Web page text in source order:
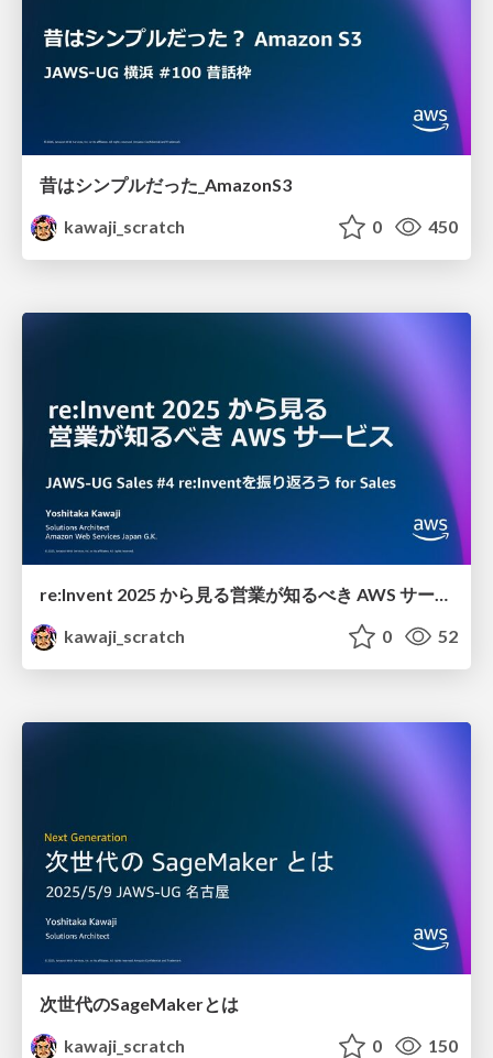
昔はシンプルだった_AmazonS3
kawaji_scratch
0 450
re:Invent 2025 から見る 営業が知るべき AWS サービス
kawaji_scratch
0 52
次世代のSageMakerとは
kawaji_scratch
0 150